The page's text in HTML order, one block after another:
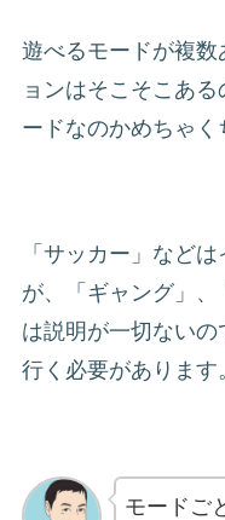
遊べるモードが複数
ョンはそこそこあ
ードなのかめちゃ
「サッカー」など
が、「ギャング」
は説明が一切ない
行く必要があります
モードご